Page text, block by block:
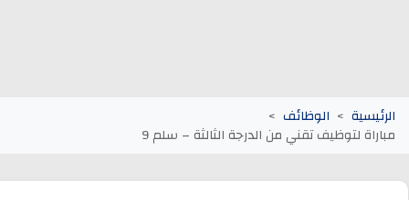
الرئيسية الوظائف
مباراة لتوظيف تقني من الدرجة الثالثة – سلم 9